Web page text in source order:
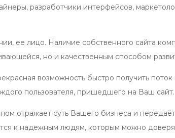
разработчики интерфейсов,
ее лицо. Наличие собственного сайта
но и качественным способом
возможность быстро получить
пользователя, пришедшего на Ваш сайт.
отражает суть Вашего бизнеса и
к надежным людям, которым можно